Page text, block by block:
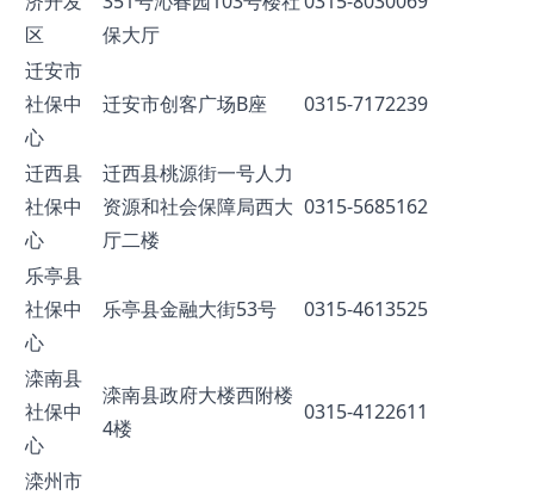
区
保大厅
迁安市
社保中
心
迁安市创客广场B座 0315-7172239
迁西县
社保中
心
迁西县桃源街一号人力
资源和社会保障局西大
厅二楼
0315-5685162
乐亭县
社保中
心
乐亭县金融大街53号 0315-4613525
滦南县
社保中
心
滦南县政府大楼西附楼
4楼
0315-4122611
滦州市